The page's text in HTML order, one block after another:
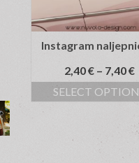
Instagram
2,40€– 7,40€
SELECT